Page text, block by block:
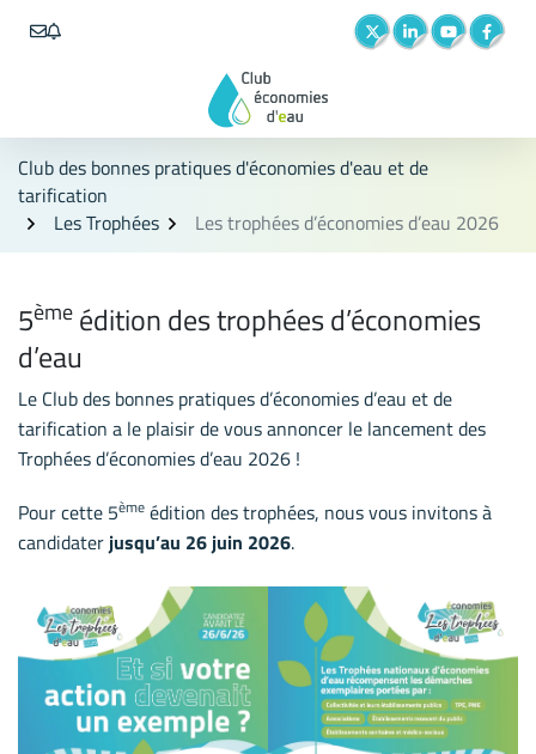
Lien vers le compte
Lien vers leLien vers la
Lien
Logo Club des bonnes
Club des bonnes pratiques d'économies d'eau et de
tarification
Les Trophées
Les trophées d’économies d’eau 2026
Les trophées d’économies d’eau
Liste des trophées
5ème édition des trophées d’économies
d’eau
Le Club des bonnes pratiques d’économies d’eau et de
tarification a le plaisir de vous annoncer le lancement des
Trophées d’économies d’eau 2026 !
Pour cette 5ème édition des trophées, nous vous invitons à
candidaterjusqu’au 26 juin 2026.